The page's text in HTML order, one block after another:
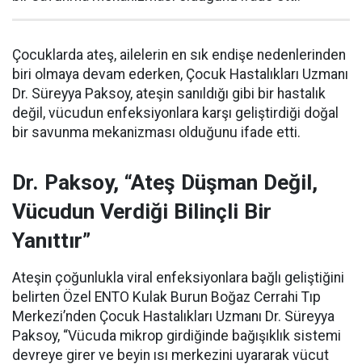
Çocuklarda ateş, ailelerin en sık endişe nedenlerinden
biri olmaya devam ederken, Çocuk Hastalıkları Uzmanı
Dr. Süreyya Paksoy, ateşin sanıldığı gibi bir hastalık
değil, vücudun enfeksiyonlara karşı geliştirdiği doğal
bir savunma mekanizması olduğunu ifade etti.
Dr. Paksoy, “Ateş Düşman Değil,
Vücudun Verdiği Bilinçli Bir
Yanıttır”
Ateşin çoğunlukla viral enfeksiyonlara bağlı geliştiğini
belirten Özel ENTO Kulak Burun Boğaz Cerrahi Tıp
Merkezi’nden Çocuk Hastalıkları Uzmanı Dr. Süreyya
Paksoy, “Vücuda mikrop girdiğinde bağışıklık sistemi
devreye girer ve beyin ısı merkezini uyararak vücut